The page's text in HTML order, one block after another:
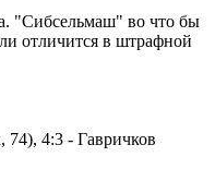
"Сибсельмаш" во что бы
отличится в штрафной
4:3 - Гавричков